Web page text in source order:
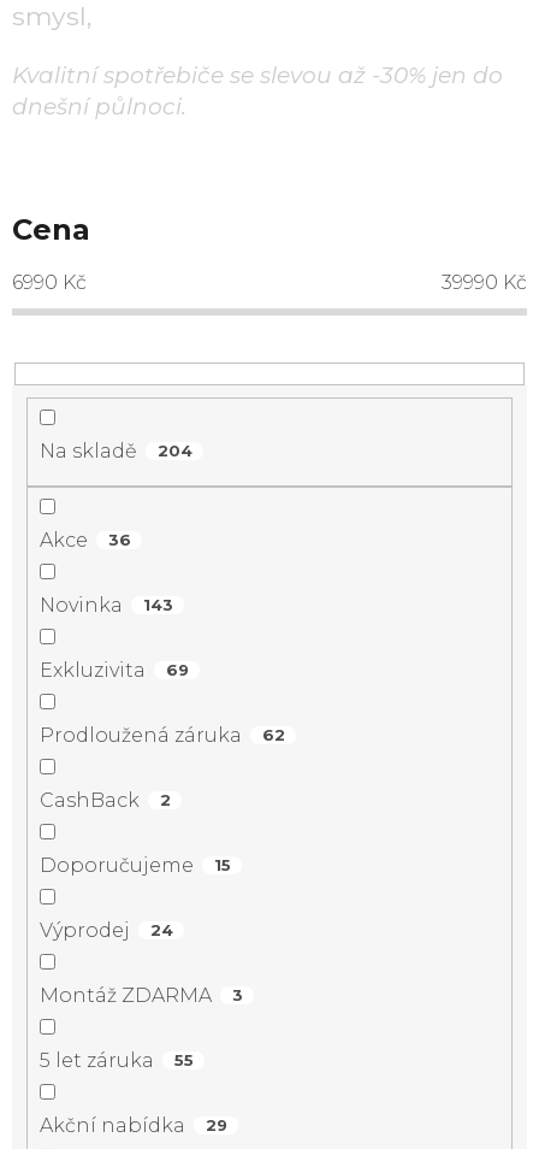
smysl,
Kvalitní spotřebiče se slevou až -30% jen do
dnešní půlnoci.
Cena
6990 Kč 39990 Kč
Na skladě 204
Akce 36
Novinka 143
Exkluzivita 69
Prodloužená záruka 62
CashBack 2
Doporučujeme 15
Výprodej 24
Montáž ZDARMA 3
5 let záruka 55
Akční nabídka 29